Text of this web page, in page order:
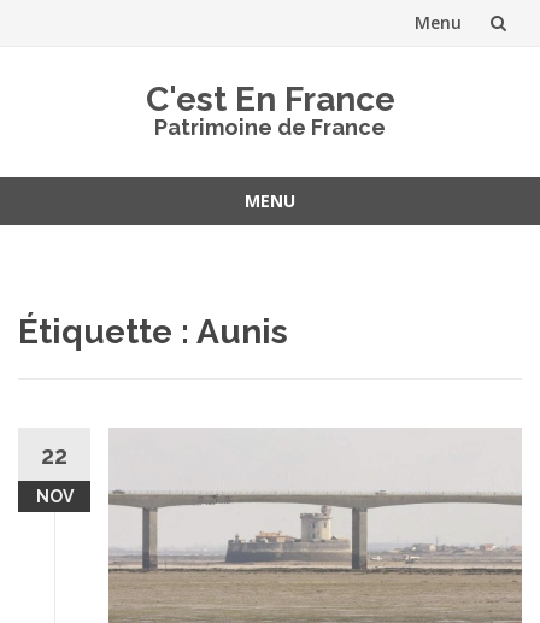
Menu
C'est En France
Patrimoine de France
MENU
Étiquette : Aunis
22
NOV